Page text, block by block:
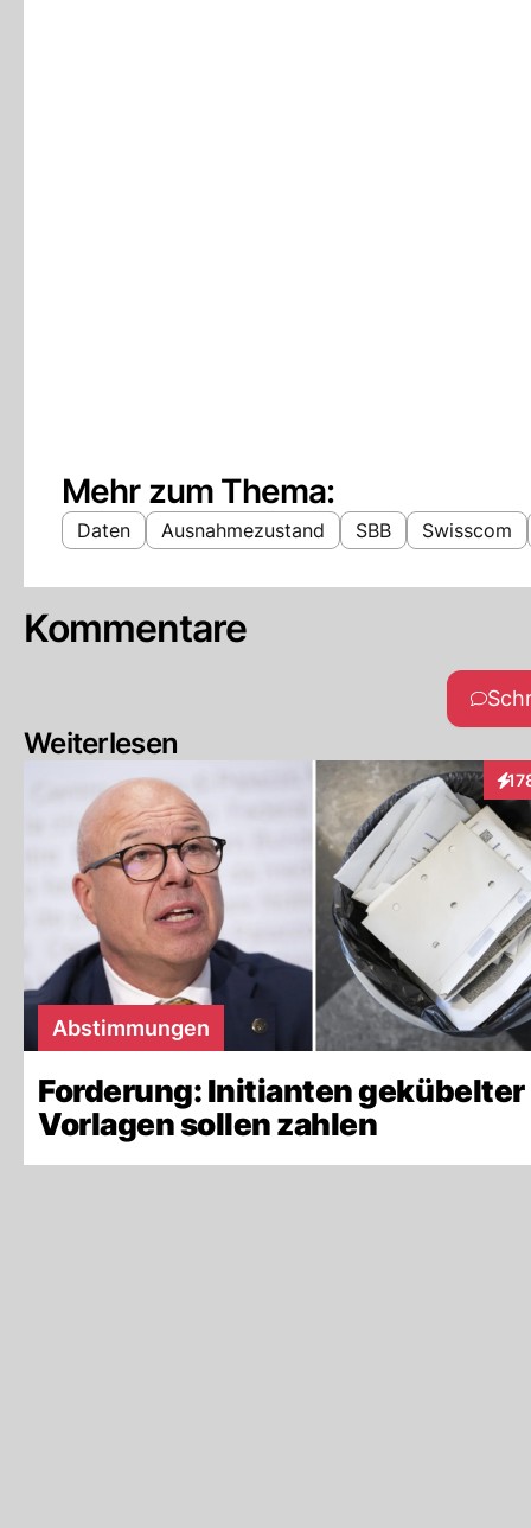
Mehr zum Thema:
Daten Ausnahmezustand SBB Swisscom
Kommentare
Weiterlesen
Abstimmungen
Forderung: Initianten gekübelter
Vorlagen sollen zahlen